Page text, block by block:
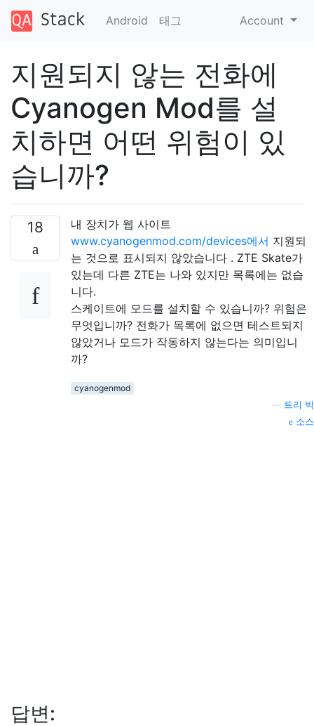
Android 태그 Account
지원되지 않는 전화에
Cyanogen Mod를 설
치하면 어떤 위험이 있
습니까?
18
내 장치가 웹 사이트
www.cyanogenmod.com/devices에서 지원되
는 것으로 표시되지 않았습니다 . ZTE Skate가
있는데 다른 ZTE는 나와 있지만 목록에는 없습
니다.
스케이트에 모드를 설치할 수 있습니까? 위험은
무엇입니까? 전화가 목록에 없으면 테스트되지
않았거나 모드가 작동하지 않는다는 의미입니
까?
cyanogenmod
트리 빅
소스
답변: